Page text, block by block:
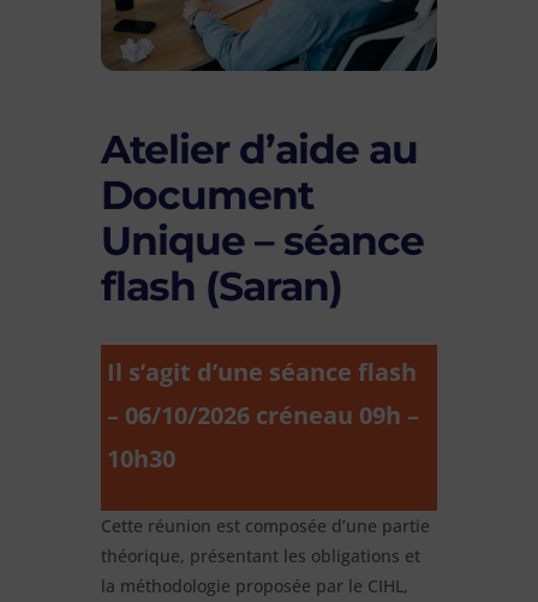
Atelier d’aide au
Document
Unique – séance
flash (Saran)
Il s’agit d’une séance flash
– 06/10/2026 créneau 09h –
10h30
Cette réunion est composée d’une partie
théorique, présentant les obligations et
la méthodologie proposée par le CIHL,